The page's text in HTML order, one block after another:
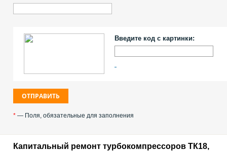
Введите код с картинки:
* — Поля, обязательные для заполнения
Капитальный ремонт турбокомпрессоров ТК18,